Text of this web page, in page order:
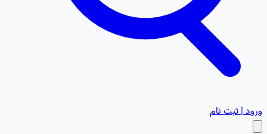
ورود | ثبت نام